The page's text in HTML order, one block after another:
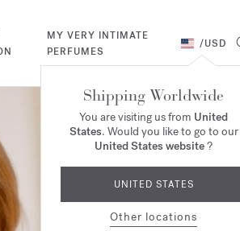
MY VERY INTIMATE
PERFUMES
/USD
Shipping Worldwide
You are visiting us from United
States. Would you like to go to our
United States website?
UNITED STATES
Other locations